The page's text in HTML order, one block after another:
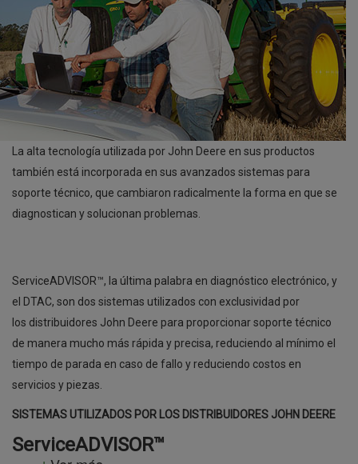
La alta tecnología utilizada por John Deere en sus productos
también está incorporada en sus avanzados sistemas para
soporte técnico, que cambiaron radicalmente la forma en que se
diagnostican y solucionan problemas.
ServiceADVISOR™, la última palabra en diagnóstico electrónico, y
el DTAC, son dos sistemas utilizados con exclusividad por
los distribuidores John Deere para proporcionar soporte técnico
de manera mucho más rápida y precisa, reduciendo al mínimo el
tiempo de parada en caso de fallo y reduciendo costos en
servicios y piezas.
SISTEMAS UTILIZADOS POR LOS DISTRIBUIDORES JOHN DEERE
ServiceADVISOR™